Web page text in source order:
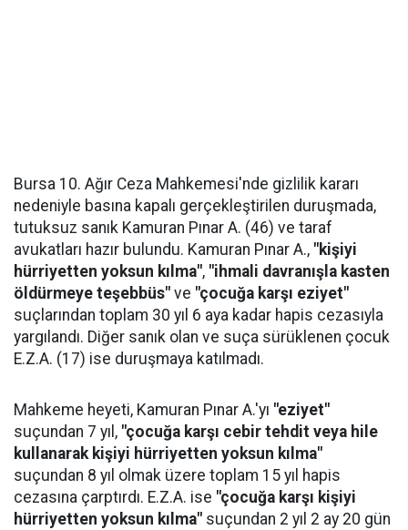
Bursa 10. Ağır Ceza Mahkemesi'nde gizlilik kararı
nedeniyle basına kapalı gerçekleştirilen duruşmada,
tutuksuz sanık Kamuran Pınar A. (46) ve taraf
avukatları hazır bulundu. Kamuran Pınar A., "kişiyi
hürriyetten yoksun kılma", "ihmali davranışla kasten
öldürmeye teşebbüs" ve "çocuğa karşı eziyet"
suçlarından toplam 30 yıl 6 aya kadar hapis cezasıyla
yargılandı. Diğer sanık olan ve suça sürüklenen çocuk
E.Z.A. (17) ise duruşmaya katılmadı.
Mahkeme heyeti, Kamuran Pınar A.'yı "eziyet"
suçundan 7 yıl, "çocuğa karşı cebir tehdit veya hile
kullanarak kişiyi hürriyetten yoksun kılma"
suçundan 8 yıl olmak üzere toplam 15 yıl hapis
cezasına çarptırdı. E.Z.A. ise "çocuğa karşı kişiyi
hürriyetten yoksun kılma" suçundan 2 yıl 2 ay 20 gün